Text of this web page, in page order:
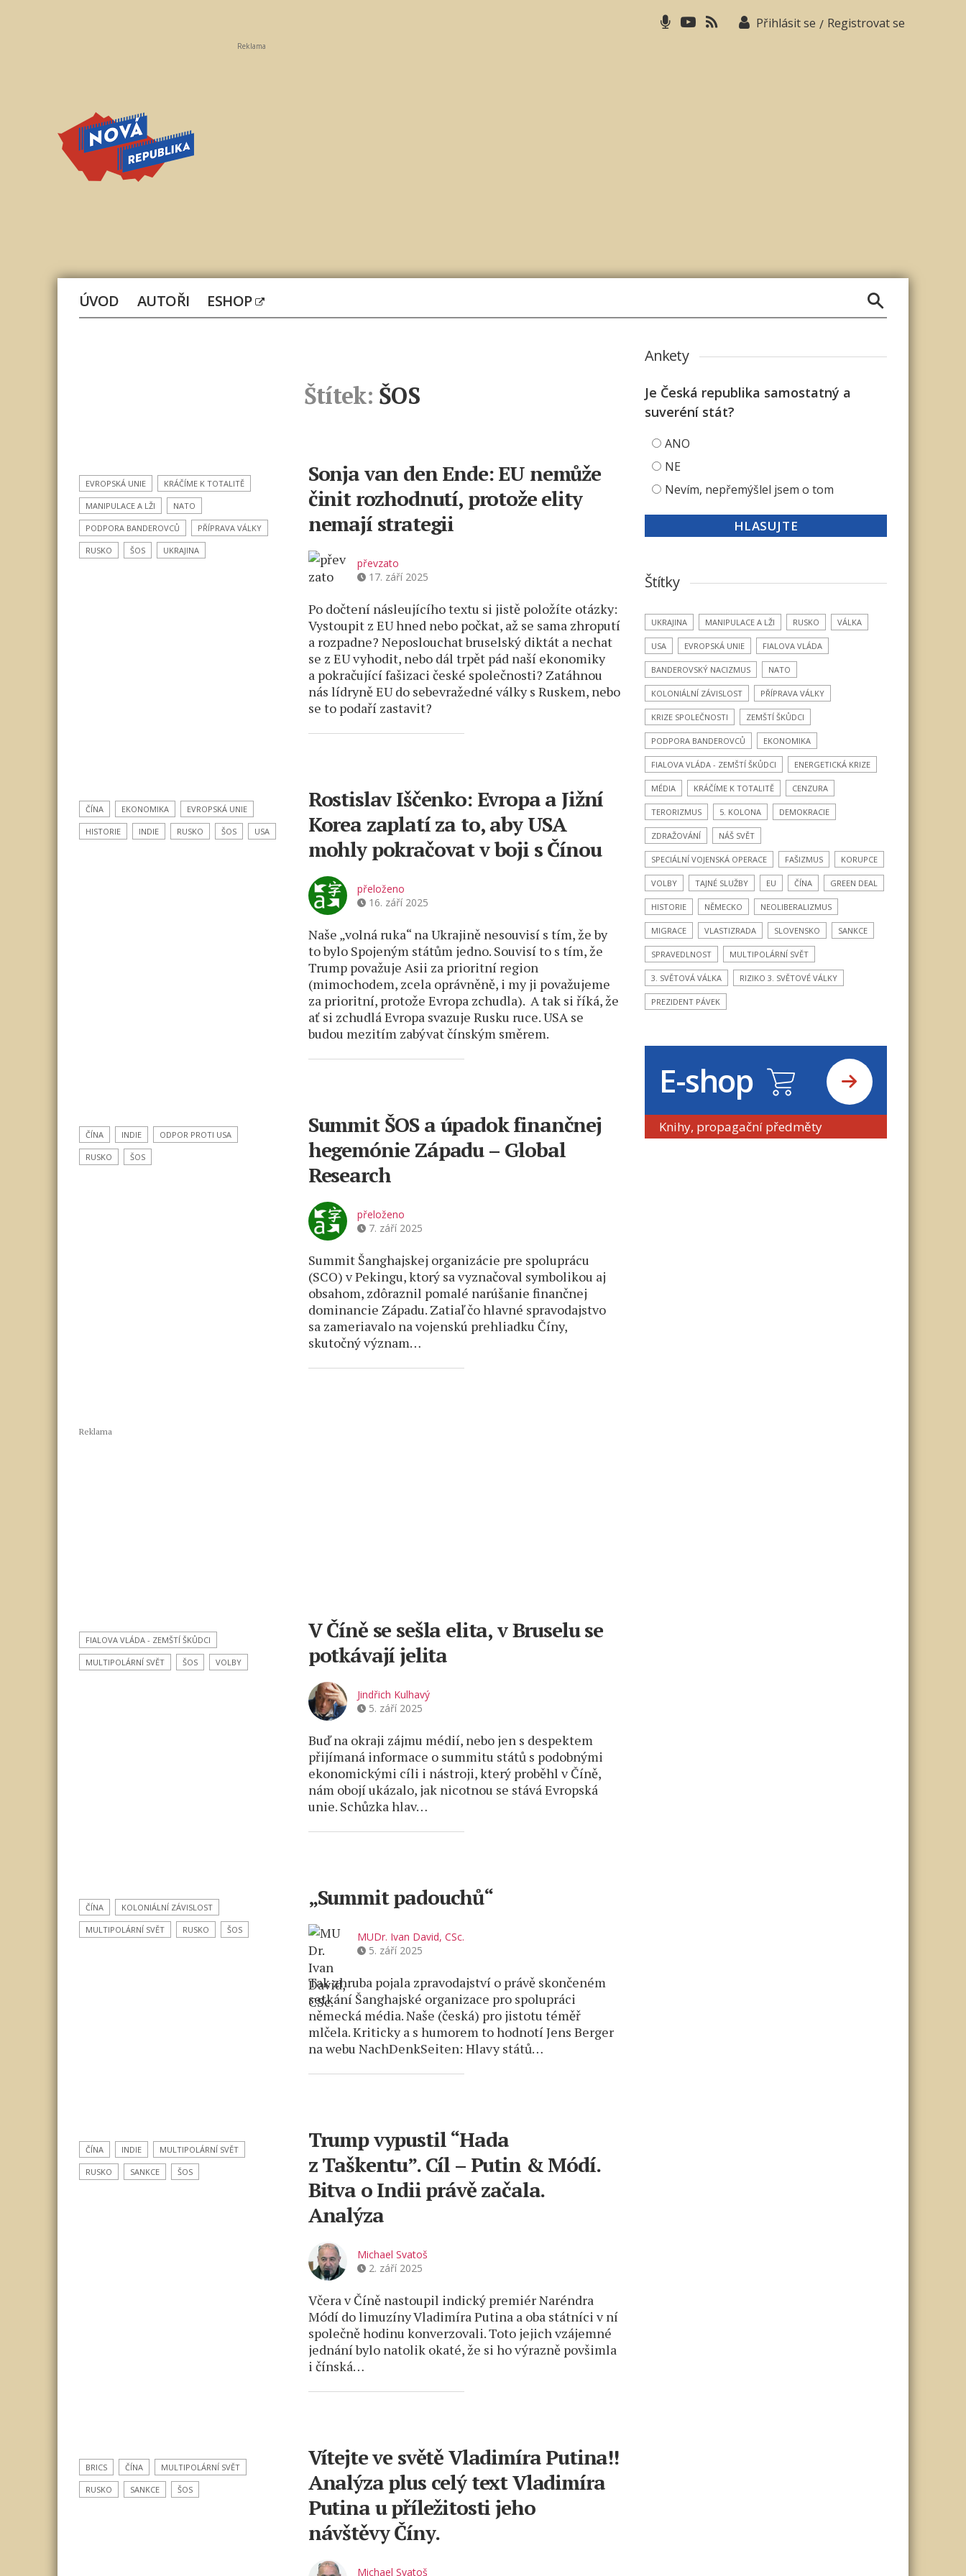
Přihlásit se / Registrovat se
Reklama
ÚVOD AUTOŘI ESHOP
Štítek: ŠOS
EVROPSKÁ UNIE KRÁČÍME K TOTALITĚ
MANIPULACE A LŽI NATO
PODPORA BANDEROVCŮ PŘÍPRAVA VÁLKY
RUSKO ŠOS UKRAJINA
Sonja van den Ende: EU nemůže
činit rozhodnutí, protože elity
nemají strategii
převzato
17. září 2025
Po dočtení násleujícího textu si jistě položíte otázky:
Vystoupit z EU hned nebo počkat, až se sama zhroputí
a rozpadne? Neposlouchat bruselský diktát a nechat
se z EU vyhodit, nebo dál trpět pád naší ekonomiky
a pokračující fašizaci české společnosti? Zatáhnou
nás lídryně EU do sebevražedné války s Ruskem, nebo
se to podaří zastavit?
ČÍNA EKONOMIKA EVROPSKÁ UNIE
HISTORIE INDIE RUSKO ŠOS USA
Rostislav Iščenko: Evropa a Jižní
Korea zaplatí za to, aby USA
mohly pokračovat v boji s Čínou
přeloženo
16. září 2025
Naše „volná ruka“ na Ukrajině nesouvisí s tím, že by
to bylo Spojeným státům jedno. Souvisí to s tím, že
Trump považuje Asii za prioritní region
(mimochodem, zcela oprávněně, i my ji považujeme
za prioritní, protože Evropa zchudla). A tak si říká, že
ať si zchudlá Evropa svazuje Rusku ruce. USA se
budou mezitím zabývat čínským směrem.
ČÍNA INDIE ODPOR PROTI USA
RUSKO ŠOS
Summit ŠOS a úpadok finančnej
hegemónie Západu – Global
Research
přeloženo
7. září 2025
Summit Šanghajskej organizácie pre spoluprácu
(SCO) v Pekingu, ktorý sa vyznačoval symbolikou aj
obsahom, zdôraznil pomalé narúšanie finančnej
dominancie Západu. Zatiaľ čo hlavné spravodajstvo
sa zameriavalo na vojenskú prehliadku Číny,
skutočný význam…
Reklama
FIALOVA VLÁDA - ZEMŠTÍ ŠKŮDCI
MULTIPOLÁRNÍ SVĚT ŠOS VOLBY
V Číně se sešla elita, v Bruselu se
potkávají jelita
Jindřich Kulhavý
5. září 2025
Buď na okraji zájmu médií, nebo jen s despektem
přijímaná informace o summitu států s podobnými
ekonomickými cíli i nástroji, který proběhl v Číně,
nám obojí ukázalo, jak nicotnou se stává Evropská
unie. Schůzka hlav…
ČÍNA KOLONIÁLNÍ ZÁVISLOST
MULTIPOLÁRNÍ SVĚT RUSKO ŠOS
„Summit padouchů“
MUDr. Ivan David, CSc.
5. září 2025
Tak zhruba pojala zpravodajství o právě skončeném
setkání Šanghajské organizace pro spolupráci
německá média. Naše (česká) pro jistotu téměř
mlčela. Kriticky a s humorem to hodnotí Jens Berger
na webu NachDenkSeiten: Hlavy států…
ČÍNA INDIE MULTIPOLÁRNÍ SVĚT
RUSKO SANKCE ŠOS
Trump vypustil “Hada
z Taškentu”. Cíl – Putin & Módí.
Bitva o Indii právě začala.
Analýza
Michael Svatoš
2. září 2025
Včera v Číně nastoupil indický premiér Naréndra
Módí do limuzíny Vladimíra Putina a oba státníci v ní
společně hodinu konverzovali. Toto jejich vzájemné
jednání bylo natolik okaté, že si ho výrazně povšimla
i čínská…
BRICS ČÍNA MULTIPOLÁRNÍ SVĚT
RUSKO SANKCE ŠOS
Vítejte ve světě Vladimíra Putina!!
Analýza plus celý text Vladimíra
Putina u příležitosti jeho
návštěvy Číny.
Michael Svatoš
Ankety
Je Česká republika samostatný a
suveréní stát?
ANO
NE
Nevím, nepřemýšlel jsem o tom
Štítky
UKRAJINA MANIPULACE A LŽI RUSKO VÁLKA
USA EVROPSKÁ UNIE FIALOVA VLÁDA
BANDEROVSKÝ NACIZMUS NATO
KOLONIÁLNÍ ZÁVISLOST PŘÍPRAVA VÁLKY
KRIZE SPOLEČNOSTI ZEMŠTÍ ŠKŮDCI
PODPORA BANDEROVCŮ EKONOMIKA
FIALOVA VLÁDA - ZEMŠTÍ ŠKŮDCI ENERGETICKÁ KRIZE
MÉDIA KRÁČÍME K TOTALITĚ CENZURA
TERORIZMUS 5. KOLONA DEMOKRACIE
ZDRAŽOVÁNÍ NÁŠ SVĚT
SPECIÁLNÍ VOJENSKÁ OPERACE FAŠIZMUS KORUPCE
VOLBY TAJNÉ SLUŽBY EU ČÍNA GREEN DEAL
HISTORIE NĚMECKO NEOLIBERALIZMUS
MIGRACE VLASTIZRADA SLOVENSKO SANKCE
SPRAVEDLNOST MULTIPOLÁRNÍ SVĚT
3. SVĚTOVÁ VÁLKA RIZIKO 3. SVĚTOVÉ VÁLKY
PREZIDENT PÁVEK
E-shop
Knihy, propagační předměty